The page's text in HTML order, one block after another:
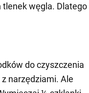
tlenek węgla. Dlatego
do czyszczenia
narzędziami. Ale